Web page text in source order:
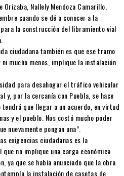
Nallely Mendoza Camarillo,
cuando se dé a conocer a la
la construcción del libramiento vial
ciudadana también es que ese tramo
mucho menos, implique la instalación
para desahogar el tráfico vehicular
y, por la cercanía con Puebla, se hace
tendrá que llegar a un acuerdo, en virtud
y el pueblo. Nos costó mucho poder
nuevamente pongan una”.
exigencias ciudadanas es la
no implique una carga económica
ya que se había anunciado que la obra
la instalación de casetas de